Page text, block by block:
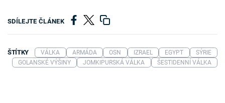
SDÍLEJTE ČLÁNEK
ŠTÍTKY VÁLKA ARMÁDA OSN IZRAEL EGYPT
SÝRIE
GOLANSKÉ VÝŠINY
JOMKIPURSKÁ VÁLKA ŠESTIDENNÍ VÁLKA